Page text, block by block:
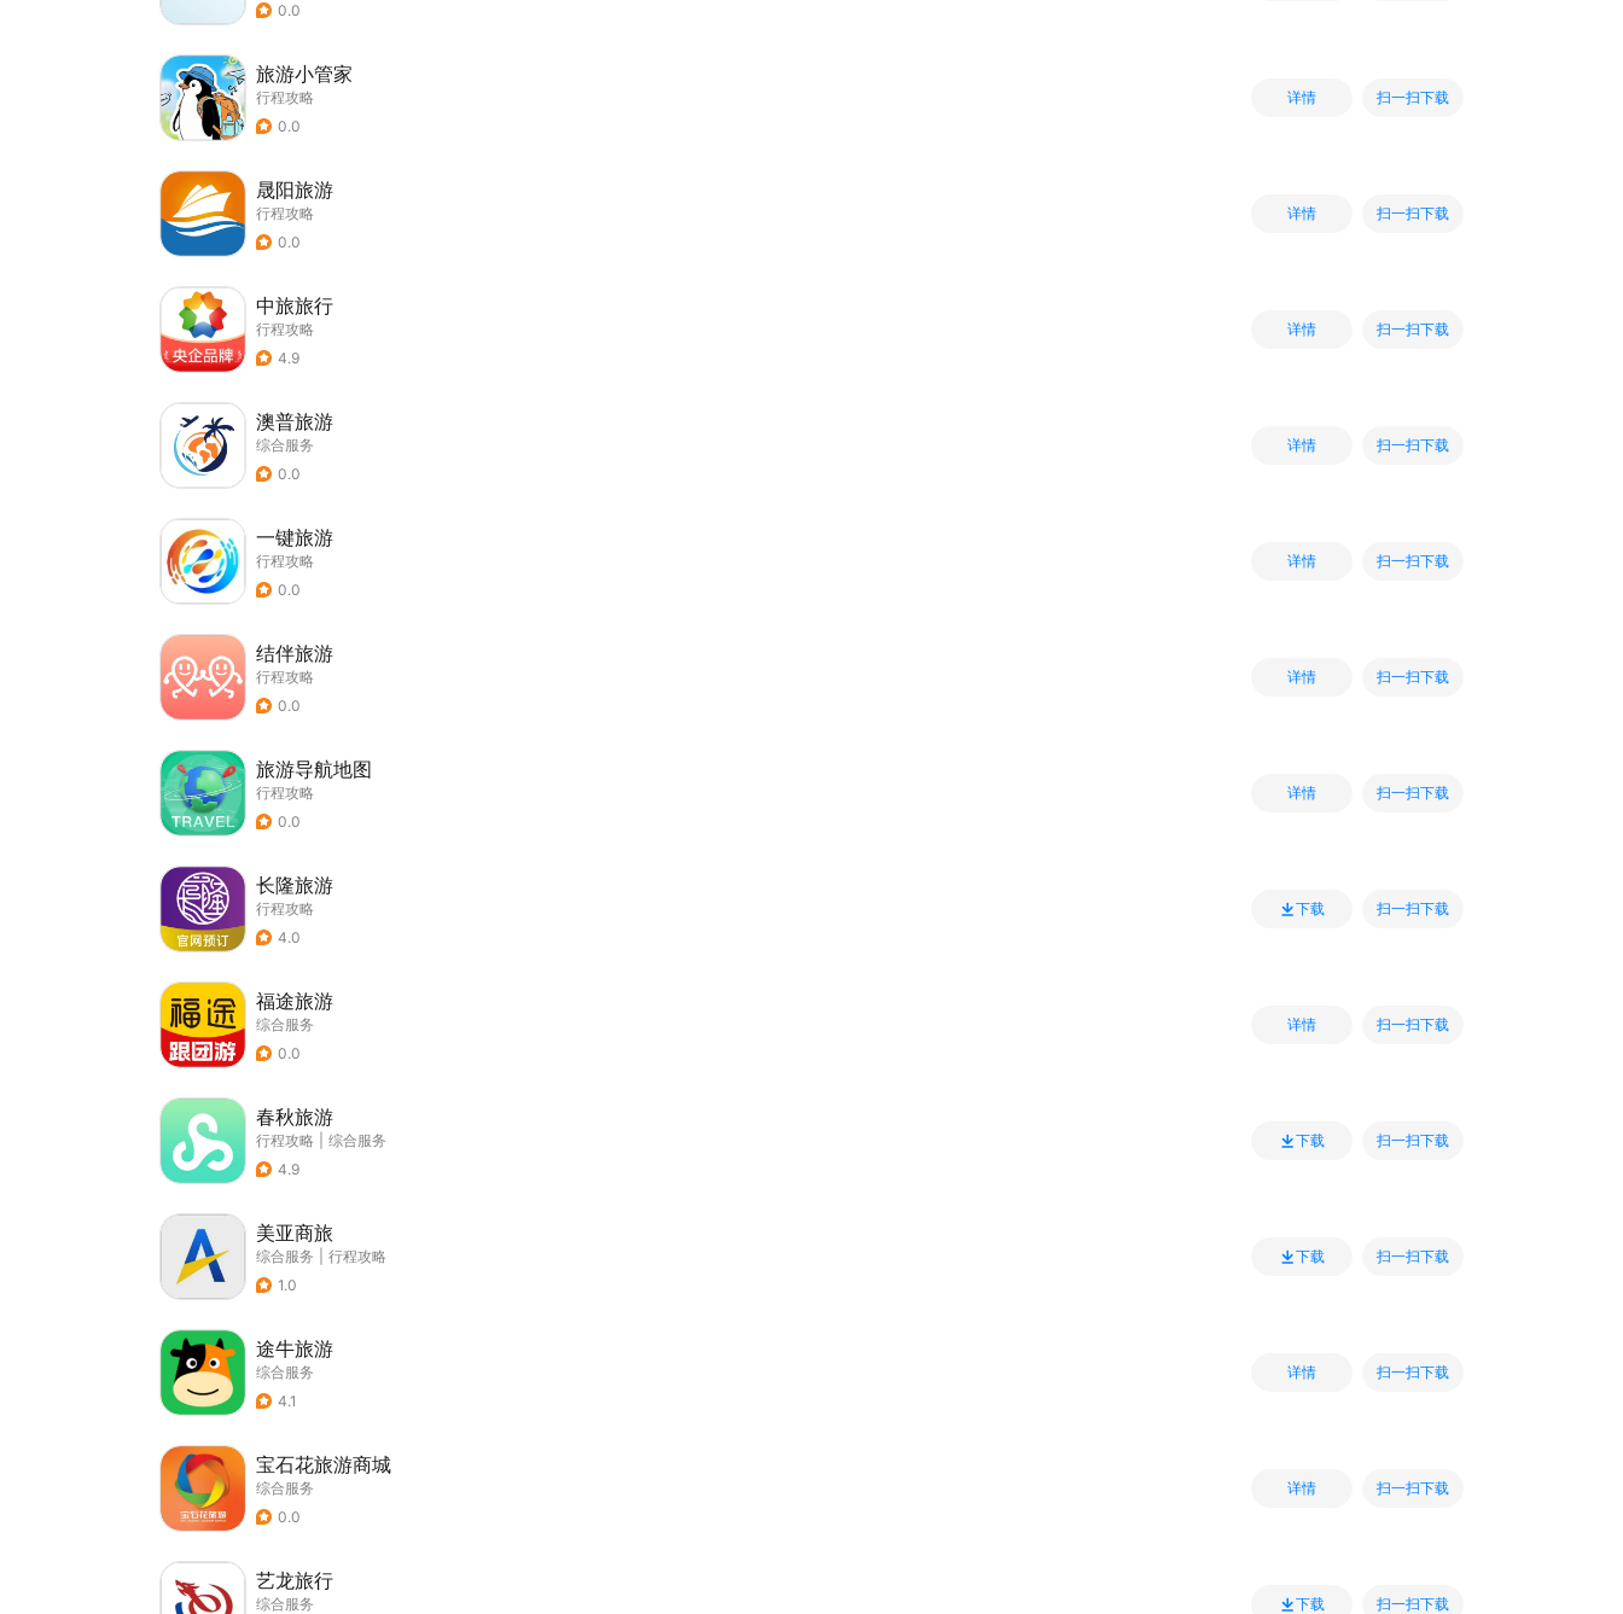
0.0
旅游小管家
行程攻略
0.0
详情 扫一扫下载
晟阳旅游
行程攻略
0.0
详情 扫一扫下载
中旅旅行
行程攻略
4.9
详情 扫一扫下载
澳普旅游
综合服务
0.0
详情 扫一扫下载
一键旅游
行程攻略
0.0
详情 扫一扫下载
结伴旅游
行程攻略
0.0
详情 扫一扫下载
旅游导航地图
行程攻略
0.0
详情 扫一扫下载
长隆旅游
行程攻略
4.0
下载 扫一扫下载
福途旅游
综合服务
0.0
详情 扫一扫下载
春秋旅游
行程攻略
综合服务
4.9
下载 扫一扫下载
美亚商旅
综合服务
行程攻略
1.0
下载 扫一扫下载
途牛旅游
综合服务
4.1
详情 扫一扫下载
宝石花旅游商城
综合服务
0.0
详情 扫一扫下载
艺龙旅行
综合服务
下载 扫一扫下载